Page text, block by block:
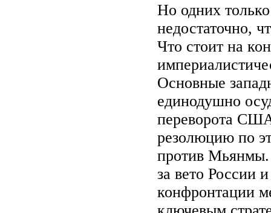
Но одних
недостаточно,
Что стоит на
Основные
единодушно
переворота
резолюцию по
против Мьянмы.
за вето России
конфронтации